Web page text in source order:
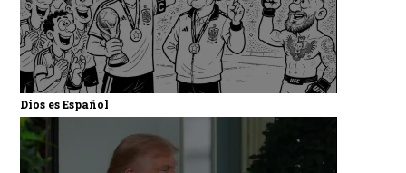
Dios es Español